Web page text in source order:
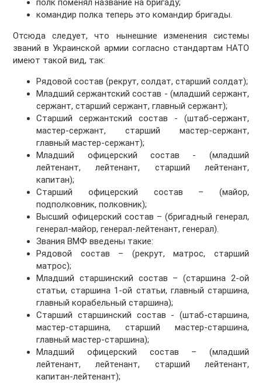
полк поменял название на бригаду;
командир полка теперь это командир бригады.
Отсюда следует, что нынешние изменения системы
званий в Украинской армии согласно стандартам НАТО
имеют такой вид, так:
Рядовой состав (рекрут, солдат, старший солдат);
Младший сержантский состав - (младший сержант,
сержант, старший сержант, главный сержант);
Старший сержантский состав - (штаб-сержант,
мастер-сержант, старший мастер-сержант,
главный мастер-сержант);
Младший офицерский состав - (младший
лейтенант, лейтенант, старший лейтенант,
капитан);
Старший офицерский состав – (майор,
подполковник, полковник);
Высший офицерский состав – (бригадный генерал,
генерал-майор, генерал-лейтенант, генерал).
Звания ВМФ введены такие:
Рядовой состав – (рекрут, матрос, старший
матрос);
Младший старшинский состав – (старшина 2-ой
статьи, старшина 1-ой статьи, главный старшина,
главный корабельный старшина);
Старший старшинский состав - (штаб-старшина,
мастер-старшина, старший мастер-старшина,
главный мастер-старшина);
Младший офицерский состав – (младший
лейтенант, лейтенант, старший лейтенант,
капитан-лейтенант);